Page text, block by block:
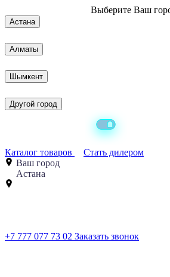
Выберите Ваш
Астана
Алматы
Шымкент
Другой город
Каталог товаров
Стать дилером
Ваш город
Астана
+7 777 077 73 02 Заказать звонок